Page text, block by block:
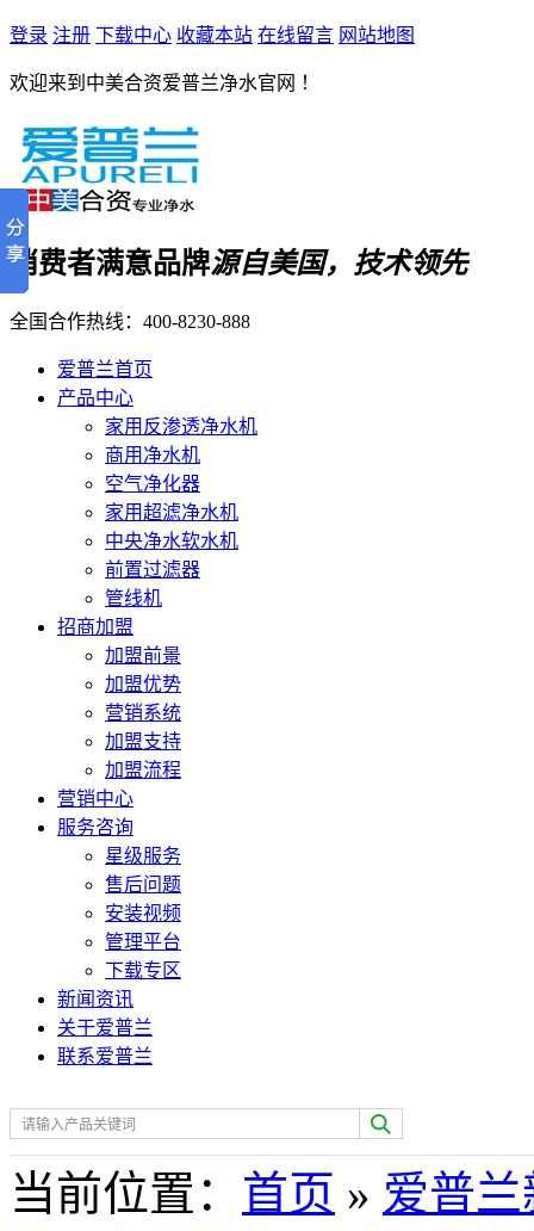
登录 注册 下载中心 收藏本站 在线留言 网站地图
欢迎来到中美合资爱普兰净水官网 ！
消费者满意品牌源自美国，技术领先
全国合作热线： 400-8230-888
爱普兰首页
产品中心
家用反渗透净水机
商用净水机
空气净化器
家用超滤净水机
中央净水软水机
前置过滤器
管线机
招商加盟
加盟前景
加盟优势
营销系统
加盟支持
加盟流程
营销中心
服务咨询
星级服务
售后问题
安装视频
管理平台
下载专区
新闻资讯
关于爱普兰
联系爱普兰
热门关键词： 空气净化
当前位置 ： 首页 » 爱普